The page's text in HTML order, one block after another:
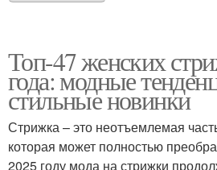
Топ-47 женских
года: модные
стильные новинки
Стрижка – это неотъемлемая
которая может полностью
2025 году мода на стрижки